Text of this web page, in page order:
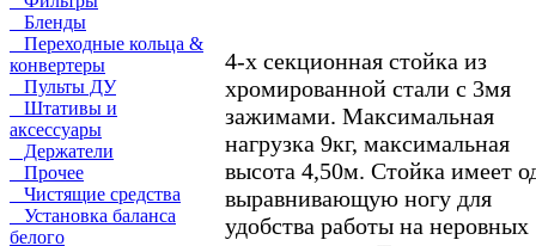
Бленды
Переходные кольца &
конвертеры
Пульты ДУ
Штативы и
аксессуары
Держатели
Прочее
Чистящие средства
Установка баланса
белого
4-х секционная стойка из
хромированной стали с 3мя
зажимами. Максимальная
нагрузка 9кг, максимальная
высота 4,50м. Стойка имеет
выравнивающую ногу для
удобства работы на неровных